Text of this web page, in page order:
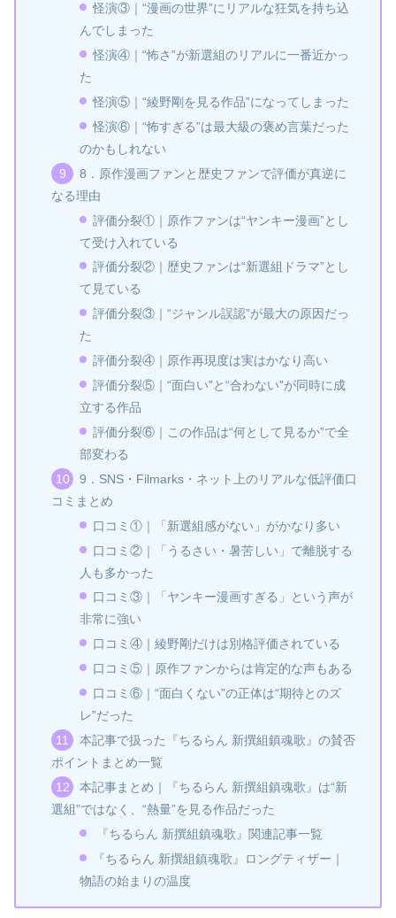
怪演③｜“漫画の世界”にリアルな狂気を持ち込
んでしまった
怪演④｜“怖さ”が新選組のリアルに一番近かっ
た
怪演⑤｜“綾野剛を見る作品”になってしまった
怪演⑥｜“怖すぎる”は最大級の褒め言葉だった
のかもしれない
8．原作漫画ファンと歴史ファンで評価が真逆に
なる理由
評価分裂①｜原作ファンは“ヤンキー漫画”とし
て受け入れている
評価分裂②｜歴史ファンは“新選組ドラマ”とし
て見ている
評価分裂③｜“ジャンル誤認”が最大の原因だっ
た
評価分裂④｜原作再現度は実はかなり高い
評価分裂⑤｜“面白い”と“合わない”が同時に成
立する作品
評価分裂⑥｜この作品は“何として見るか”で全
部変わる
9．SNS・Filmarks・ネット上のリアルな低評価口
コミまとめ
口コミ①｜「新選組感がない」がかなり多い
口コミ②｜「うるさい・暑苦しい」で離脱する
人も多かった
口コミ③｜「ヤンキー漫画すぎる」という声が
非常に強い
口コミ④｜綾野剛だけは別格評価されている
口コミ⑤｜原作ファンからは肯定的な声もある
口コミ⑥｜“面白くない”の正体は“期待とのズ
レ”だった
本記事で扱った『ちるらん 新撰組鎮魂歌』の賛否
ポイントまとめ一覧
本記事まとめ｜『ちるらん 新撰組鎮魂歌』は“新
選組”ではなく、“熱量”を見る作品だった
『ちるらん 新撰組鎮魂歌』関連記事一覧
『ちるらん 新撰組鎮魂歌』ロングティザー｜
物語の始まりの温度